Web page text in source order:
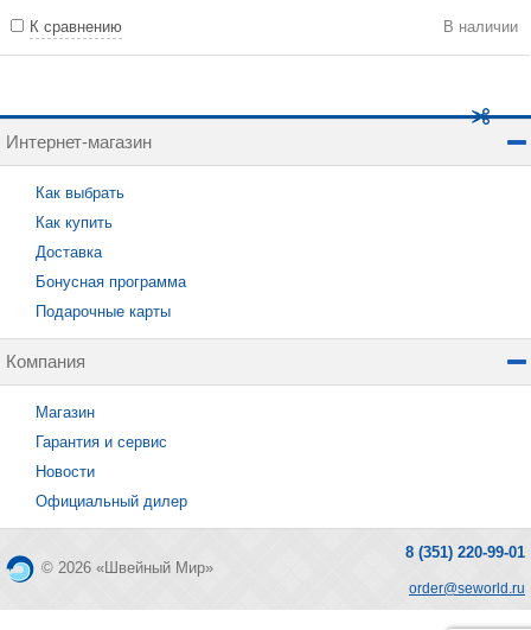
К сравнению В наличии
Интернет-магазин
Как выбрать
Как купить
Доставка
Бонусная программа
Подарочные карты
Компания
Магазин
Гарантия и сервис
Новости
Официальный дилер
© 2026 «Швейный Мир»
8 (351) 220-99-01
order@seworld.ru